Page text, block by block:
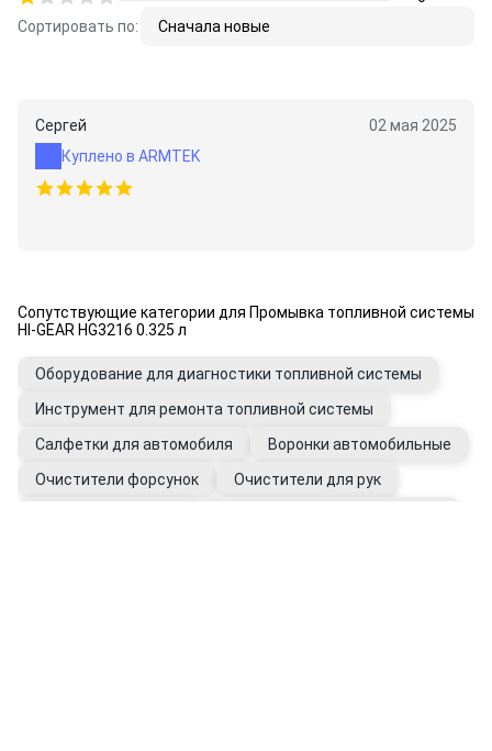
Сортировать по:
Сначала новые
Сергей
02 мая 2025
Куплено в ARMTEK
Сопутствующие категории для Промывка топливной системы
HI-GEAR HG3216 0.325 л
Оборудование для диагностики топливной системы
Инструмент для ремонта топливной системы
Салфетки для автомобиля
Воронки автомобильные
Очистители форсунок
Очистители для рук